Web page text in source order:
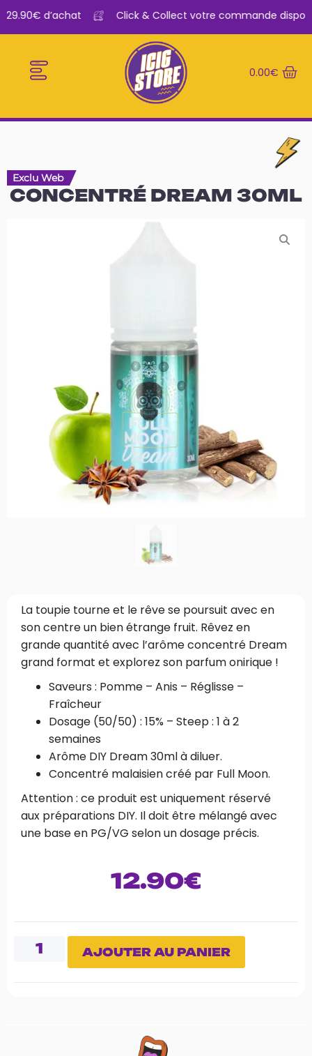
d’achat Click & Collect votre commande
0.00€
Exclu Web
CONCENTRÉ DREAM 30ML
La toupie tourne et le rêve se poursuit avec en
son centre un bien étrange fruit. Rêvez en
grande quantité avec l’arôme concentré Dream
grand format et explorez son parfum onirique !
Saveurs : Pomme – Anis – Réglisse –
Fraîcheur
Dosage (50/50) : 15% – Steep : 1 à 2
semaines
Arôme DIY Dream 30ml à diluer.
Concentré malaisien créé par Full Moon.
Attention : ce produit est uniquement réservé
aux préparations DIY. Il doit être mélangé avec
une base en PG/VG selon un dosage précis.
12.90€
AJOUTER AU PANIER